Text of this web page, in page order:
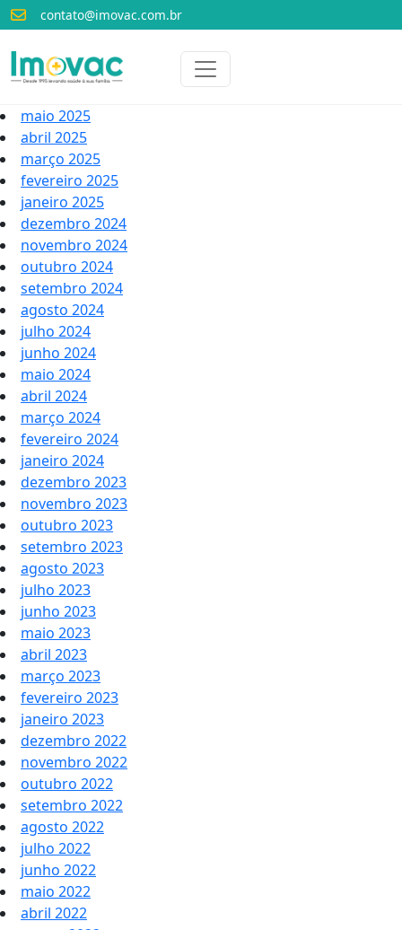
contato@imovac.com.br
Voltar para o início
maio 2025
abril 2025
março 2025
fevereiro 2025
janeiro 2025
dezembro 2024
novembro 2024
outubro 2024
setembro 2024
agosto 2024
julho 2024
junho 2024
maio 2024
abril 2024
março 2024
fevereiro 2024
janeiro 2024
dezembro 2023
novembro 2023
outubro 2023
setembro 2023
agosto 2023
julho 2023
junho 2023
maio 2023
abril 2023
março 2023
fevereiro 2023
janeiro 2023
dezembro 2022
novembro 2022
outubro 2022
setembro 2022
agosto 2022
julho 2022
junho 2022
maio 2022
abril 2022